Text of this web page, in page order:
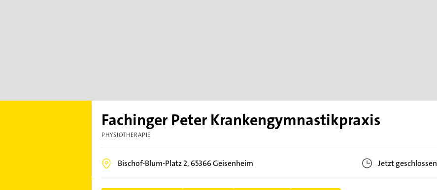
Fachinger Peter Krankengymnastikpraxis
PHYSIOTHERAPIE
Bischof-Blum-Platz 2, 65366Geisenheim Jetzt geschlossen